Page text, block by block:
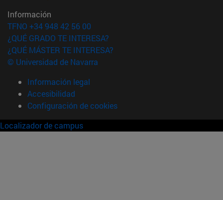
Información
TFNO +34 948 42 56 00
¿QUÉ GRADO TE INTERESA?
¿QUÉ MÁSTER TE INTERESA?
© Universidad de Navarra
Información legal
Accesibilidad
Configuración de cookies
Localizador de campus